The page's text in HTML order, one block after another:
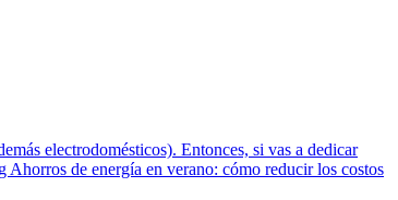
electrodomésticos). Entonces, si vas a dedicar
Ahorros de energía en verano: cómo reducir los costos